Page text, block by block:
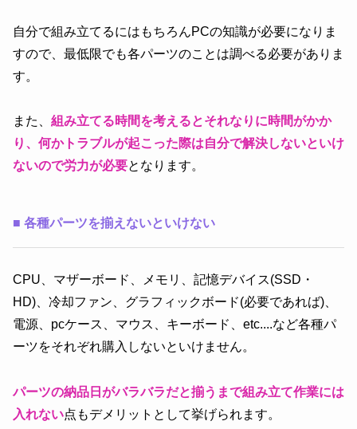
自分で組み立てるにはもちろんPCの知識が必要になりま
すので、最低限でも各パーツのことは調べる必要がありま
す。
また、 組み立てる時間を考えるとそれなりに時間がかか
り、何かトラブルが起こった際は自分で解決しないといけ
ないので労力が必要となります。
■ 各種パーツを揃えないといけない
CPU、マザーボード、メモリ、記憶デバイス(SSD・
HD)、冷却ファン、グラフィックボード(必要であれば)、
電源、pcケース、マウス、キーボード、etc....など各種パ
ーツをそれぞれ購入しないといけません。
パーツの納品日がバラバラだと揃うまで組み立て作業には
入れない点もデメリットとして挙げられます。